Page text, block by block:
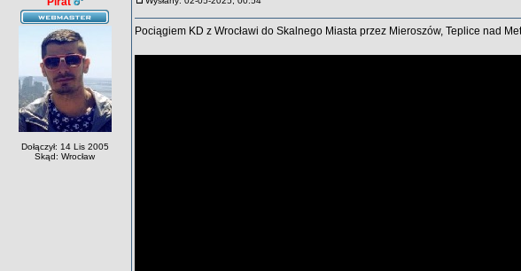
Dołączył: 14 Lis 2005
Skąd: Wrocław
Pociągiem KD z Wrocławi do Skalnego Miasta przez Mieroszów, Teplice nad